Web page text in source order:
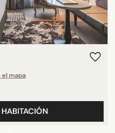
el mapa